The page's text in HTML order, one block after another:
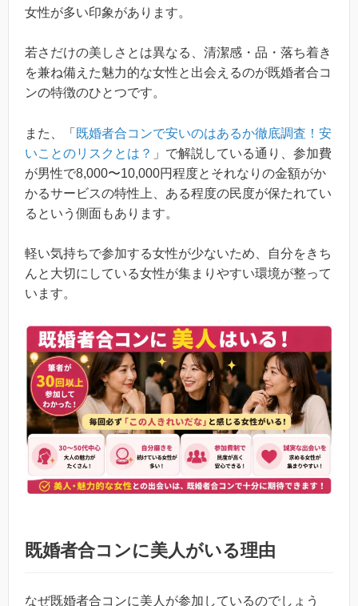
女性が多い印象があります。
若さだけの美しさとは異なる、清潔感・品・落ち着き
を兼ね備えた魅力的な女性と出会えるのが既婚者合コ
ンの特徴のひとつです。
また、「 既婚者合コンで安いのはあるか徹底調査！安
いことのリスクとは？ 」で解説している通り、参加費
が男性で8,000〜10,000円程度とそれなりの金額がか
かるサービスの特性上、ある程度の民度が保たれてい
るという側面もあります。
軽い気持ちで参加する女性が少ないため、自分をきち
んと大切にしている女性が集まりやすい環境が整って
います。
既婚者合コンに美人がいる理由
なぜ既婚者合コンに美人が参加しているのでしょう